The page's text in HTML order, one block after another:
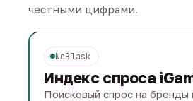
честными цифрами.
NeBlask
Индекс спроса
Поисковый спрос на бренды